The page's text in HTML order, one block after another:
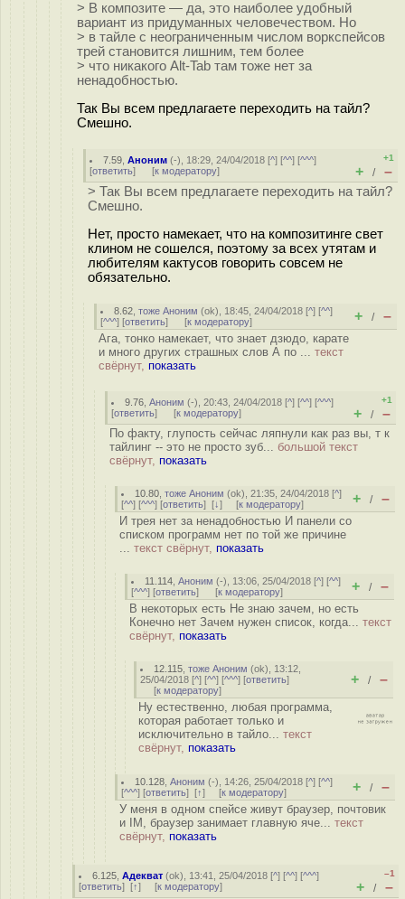
> В композите — да, это наиболее удобный
вариант из придуманных человечеством. Но
> в тайле с неограниченным числом воркспейсов
трей становится лишним, тем более
> что никакого Alt-Tab там тоже нет за
ненадобностью.
Так Вы всем предлагаете переходить на тайл?
Смешно.
7.59 ,Аноним (-), 18:29, 24/04/2018 [^] [^^] [^^^]
[ответить] [к модератору]
+1
+ / –
> Так Вы всем предлагаете переходить на тайл?
Смешно.
Нет, просто намекает, что на композитинге свет
клином не сошелся, поэтому за всех утятам и
любителям кактусов говорить совсем не
обязательно.
8.62 ,тоже Аноним (ok), 18:45, 24/04/2018 [^] [^^]
[^^^] [ответить] [к модератору] + / –
Ага, тонко намекает, что знает дзюдо, карате
и много других страшных слов А по ... текст
свёрнут, показать
9.76 ,Аноним (-), 20:43, 24/04/2018 [^] [^^] [^^^]
[ответить] [к модератору]
+1
+ / –
По факту, глупость сейчас ляпнули как раз вы, т к
тайлинг -- это не просто зуб... большой текст
свёрнут, показать
10.80 ,тоже Аноним (ok), 21:35, 24/04/2018 [^]
[^^] [^^^] [ответить] [↓] [к модератору] + / –
И трея нет за ненадобностью И панели со
списком программ нет по той же причине
... текст свёрнут, показать
11.114 ,Аноним (-), 13:06, 25/04/2018 [^] [^^]
[^^^] [ответить] [к модератору] + / –
В некоторых есть Не знаю зачем, но есть
Конечно нет Зачем нужен список, когда... текст
свёрнут, показать
12.115 ,тоже Аноним (ok), 13:12,
25/04/2018 [^] [^^] [^^^] [ответить]
[к модератору]
+ / –
Ну естественно, любая программа,
которая работает только и
исключительно в тайло... текст
свёрнут, показать
10.128 ,Аноним (-), 14:26, 25/04/2018 [^] [^^]
[^^^] [ответить] [↑] [к модератору] + / –
У меня в одном спейсе живут браузер, почтовик
и IM, браузер занимает главную яче... текст
свёрнут, показать
6.125 ,Адекват (ok), 13:41, 25/04/2018 [^] [^^] [^^^]
[ответить] [↑] [к модератору]
–1
+ / –